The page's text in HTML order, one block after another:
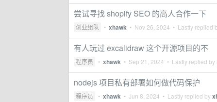
尝试寻找 shopify SEO 的高人合作一下
创业组队 • xhawk • Nov 26, 2024 • Lastly replied
有人玩过 excalidraw 这个开源项目的不
程序员 • xhawk • Sep 21, 2024 • Lastly replied by
nodejs 项目私有部署如何做代码保护
程序员 • xhawk • Jun 8, 2024 • Lastly replied by